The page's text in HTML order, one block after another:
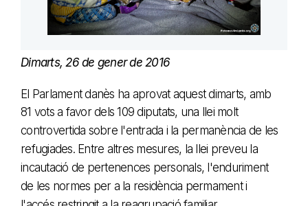
Dimarts, 26 de gener de 2016
El Parlament danès ha aprovat aquest dimarts, amb
81 vots a favor dels 109 diputats, una llei molt
controvertida sobre l'entrada i la permanència de les
refugiades. Entre altres mesures, la llei preveu la
incautació de pertenences personals, l'enduriment
de les normes per a la residència permament i